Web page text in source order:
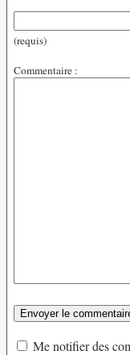
(requis)
Commentaire :
Me notifier des